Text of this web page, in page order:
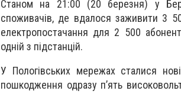
Станом на 21:00 (20 березня) у
споживачів, де вдалося заживити 3
електропостачання для 2 500
одній з підстанцій.
У Пологівських мережах сталися
пошкодження одразу п’ять